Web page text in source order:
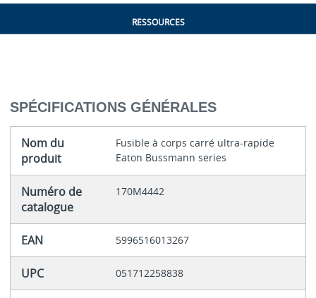
RESSOURCES
SPÉCIFICATIONS GÉNÉRALES
Nom du
produit
Fusible à corps carré ultra-rapide
Eaton Bussmann series
Numéro de
catalogue
170M4442
EAN 5996516013267
UPC 051712258838